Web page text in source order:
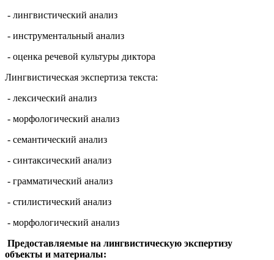
- лингвистический анализ
- инструментальный анализ
- оценка речевой культуры диктора
Лингвистическая экспертиза текста:
- лексический анализ
- морфологический анализ
- семантический анализ
- синтаксический анализ
- грамматический анализ
- стилистический анализ
- морфологический анализ
Предоставляемые на лингвистическую экспертизу
объекты и материалы: